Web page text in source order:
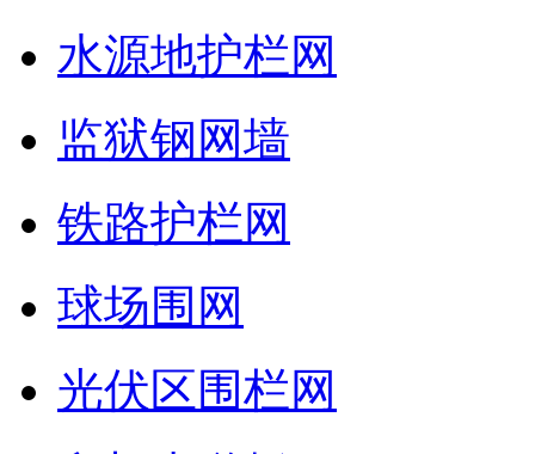
水源地护栏网
监狱钢网墙
铁路护栏网
球场围网
光伏区围栏网